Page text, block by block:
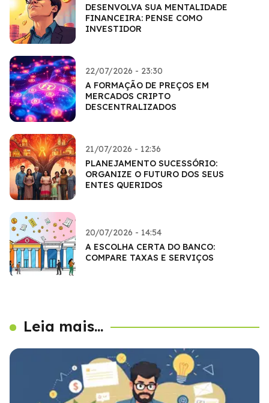
DESENVOLVA SUA MENTALIDADE
FINANCEIRA: PENSE COMO
INVESTIDOR
22/07/2026 - 23:30
A FORMAÇÃO DE PREÇOS EM
MERCADOS CRIPTO
DESCENTRALIZADOS
21/07/2026 - 12:36
PLANEJAMENTO SUCESSÓRIO:
ORGANIZE O FUTURO DOS SEUS
ENTES QUERIDOS
20/07/2026 - 14:54
A ESCOLHA CERTA DO BANCO:
COMPARE TAXAS E SERVIÇOS
Leia mais...